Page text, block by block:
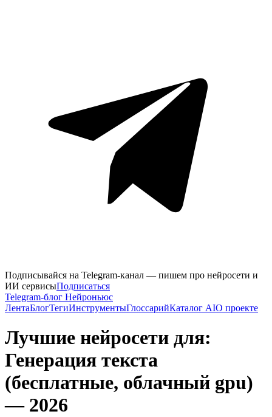
Подписывайся на Telegram-канал — пишем про нейросети и
ИИ сервисыПодписаться
Telegram-блог Нейроньюс
ЛентаБлогТегиИнструментыГлоссарийКаталог AIО проекте
Лучшие нейросети для:
Генерация текста
(бесплатные, облачный gpu)
— 2026